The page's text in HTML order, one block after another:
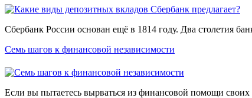
Сбербанк России основан ещё в 1814 году. Два столетия
Семь шагов к финансовой независимости
Если вы пытаетесь вырваться из финансовой помощи своих